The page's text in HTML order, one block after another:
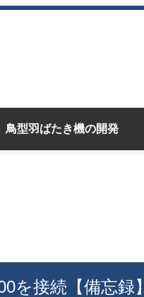
鳥型羽ばたき機の開発
を接続【備忘録】